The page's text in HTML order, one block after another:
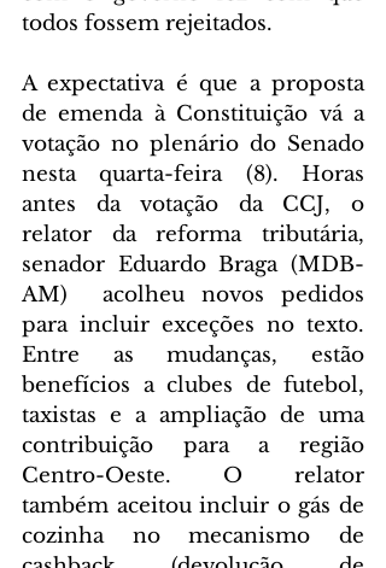
todos fossem rejeitados.
A expectativa é que a proposta
de emenda à Constituição vá a
votação no plenário do Senado
nesta quarta-feira (8). Horas
antes da votação da CCJ, o
relator da reforma tributária,
senador Eduardo Braga (MDB-
AM)  acolheu novos pedidos
para incluir exceções no texto.
Entre as mudanças, estão
benefícios a clubes de futebol,
taxistas e a ampliação de uma
contribuição para a região
Centro-Oeste. O relator
também aceitou incluir o gás de
cozinha no mecanismo de